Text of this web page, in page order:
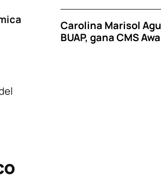
Carolina Marisol
BUAP, gana CMS